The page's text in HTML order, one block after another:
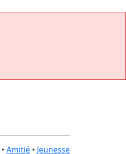
• Amitié • Jeunesse